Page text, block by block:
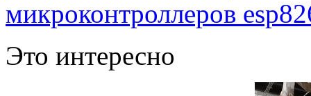
микроконтроллеров
Это интересно